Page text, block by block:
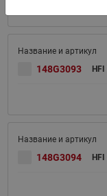
148G3093
148G3094